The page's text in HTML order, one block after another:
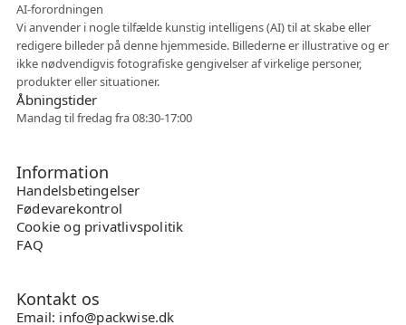
AI-forordningen
Vi anvender i nogle tilfælde kunstig intelligens (AI) til at skabe eller
redigere billeder på denne hjemmeside. Billederne er illustrative og er
ikke nødvendigvis fotografiske gengivelser af virkelige personer,
produkter eller situationer.
Åbningstider
Mandag til fredag fra 08:30-17:00
Information
Handelsbetingelser
Fødevarekontrol
Cookie og privatlivspolitik
FAQ
Kontakt os
Email: info@packwise.dk